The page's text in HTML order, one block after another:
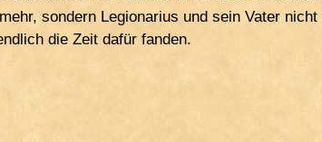
sondern Legionarius und sein Vater
die Zeit dafür fanden.